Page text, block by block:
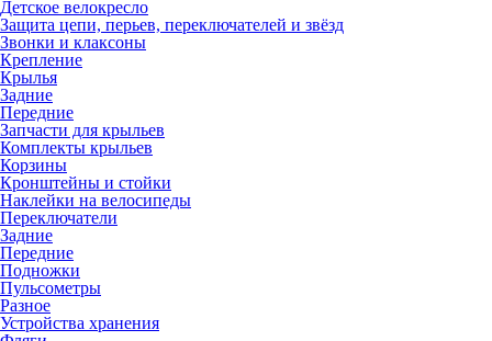
Детское велокресло
Защита цепи, перьев, переключателей и звёзд
Звонки и клаксоны
Крепление
Крылья
Задние
Передние
Запчасти для крыльев
Комплекты крыльев
Корзины
Кронштейны и стойки
Наклейки на велосипеды
Переключатели
Задние
Передние
Подножки
Пульсометры
Разное
Устройства хранения